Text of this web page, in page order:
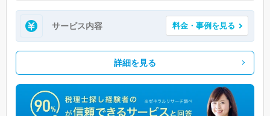
サービス内容 料金・事例を見る
詳細を見る